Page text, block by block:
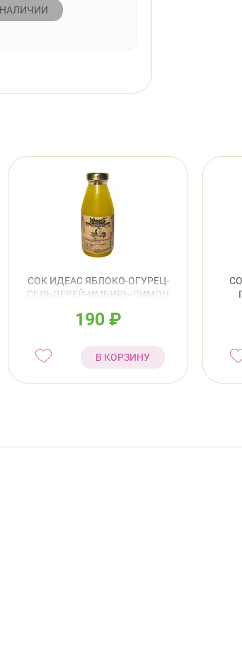
НАЛИЧИИ
СОК ИДЕАС ЯБЛОКО-ОГУРЕЦ-
СЕЛЬДЕРЕЙ-ИМБИРЬ-ЛИМОН
190 ₽
В КОРЗИНУ